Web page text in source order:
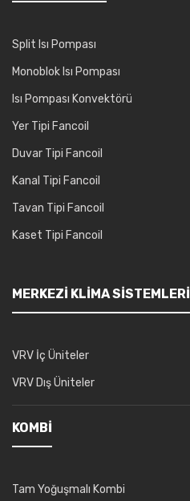
Split Isı Pompası
Monoblok Isı Pompası
Isı Pompası Konvektörü
Yer Tipi Fancoil
Duvar Tipi Fancoil
Kanal Tipi Fancoil
Tavan Tipi Fancoil
Kaset Tipi Fancoil
MERKEZI KLIMA SISTEMLERI
VRV İç Üniteler
VRV Dış Üniteler
KOMBI
Tam Yoğuşmalı Kombi